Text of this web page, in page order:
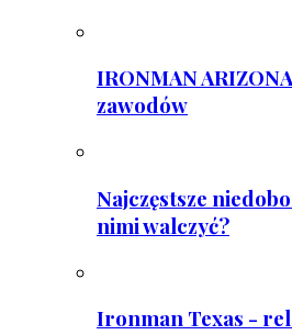
IRONMAN
zawodów
Najczęstsze
nimi walczyć?
Ironman Texas -